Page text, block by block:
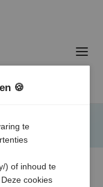
🍪
te
) of inhoud te
cookies